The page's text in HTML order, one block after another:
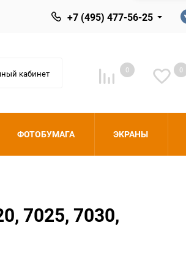
+7 (495) 477-56-25
кабинет 0 0
ФОТОБУМАГА ЭКРАНЫ
7025, 7030,